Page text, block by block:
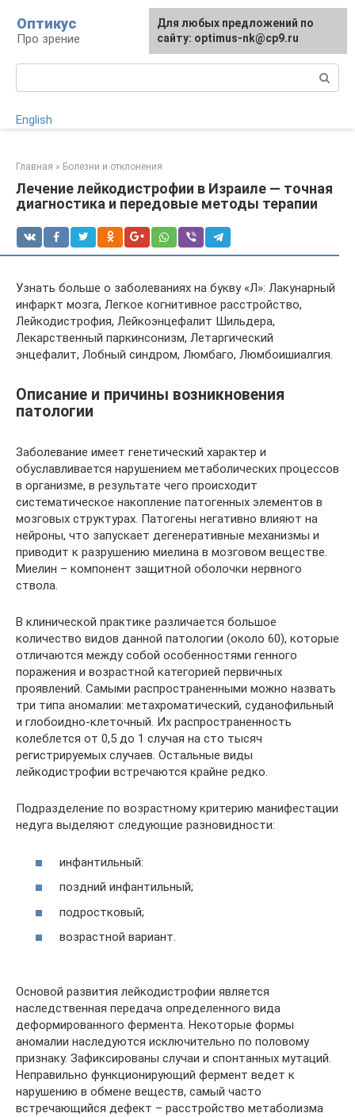
контенту
Оптикус
Про зрение
English
Главная » Болезни и отклонения
Лечение лейкодистрофии в Израиле — точная
диагностика и передовые методы терапии
Узнать больше о заболеваниях на букву «Л»: Лакунарный
инфаркт мозга, Легкое когнитивное расстройство,
Лейкодистрофия, Лейкоэнцефалит Шильдера,
Лекарственный паркинсонизм, Летаргический
энцефалит, Лобный синдром, Люмбаго, Люмбоишиалгия.
Описание и причины возникновения
патологии
Заболевание имеет генетический характер и
обуславливается нарушением метаболических процессов
в организме, в результате чего происходит
систематическое накопление патогенных элементов в
мозговых структурах. Патогены негативно влияют на
нейроны, что запускает дегенеративные механизмы и
приводит к разрушению миелина в мозговом веществе.
Миелин – компонент защитной оболочки нервного
ствола.
В клинической практике различается большое
количество видов данной патологии (около 60), которые
отличаются между собой особенностями генного
поражения и возрастной категорией первичных
проявлений. Самыми распространенными можно назвать
три типа аномалии: метахроматический, суданофильный
и глобоидно-клеточный. Их распространенность
колеблется от 0,5 до 1 случая на сто тысяч
регистрируемых случаев. Остальные виды
лейкодистрофии встречаются крайне редко.
Подразделение по возрастному критерию манифестации
недуга выделяют следующие разновидности:
инфантильный:
поздний инфантильный;
подростковый;
возрастной вариант.
Основой развития лейкодистрофии является
наследственная передача определенного вида
деформированного фермента. Некоторые формы
аномалии наследуются исключительно по половому
признаку. Зафиксированы случаи и спонтанных мутаций.
Неправильно функционирующий фермент ведет к
нарушению в обмене веществ, самый часто
встречающийся дефект – расстройство метаболизма
Для любых предложений по
сайту: optimus-nk@cp9.ru